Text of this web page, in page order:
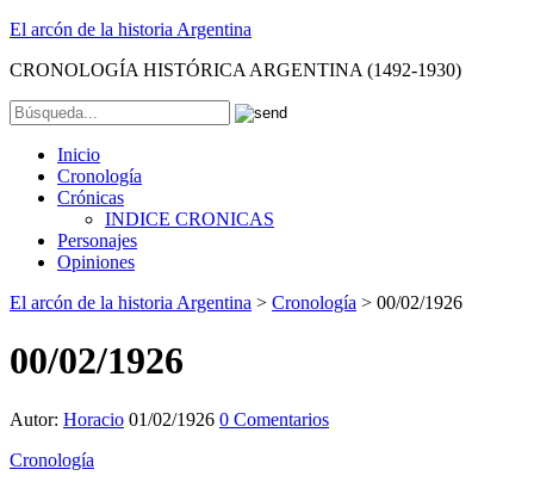
El arcón de la historia Argentina
CRONOLOGÍA HISTÓRICA ARGENTINA (1492-1930)
Inicio
Cronología
Crónicas
INDICE CRONICAS
Personajes
Opiniones
El arcón de la historia Argentina > Cronología > 00/02/1926
00/02/1926
Autor: Horacio 01/02/1926 0 Comentarios
Cronología